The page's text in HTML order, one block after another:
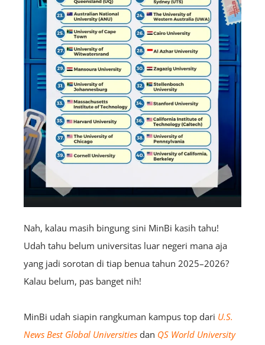
Nah, kalau masih bingung sini MinBi kasih tahu!
Udah tahu belum universitas luar negeri mana aja
yang jadi sorotan di tiap benua tahun 2025–2026?
Kalau belum, pas banget nih!
MinBi udah siapin rangkuman kampus top dari U.S.
News Best Global Universities dan QS World University